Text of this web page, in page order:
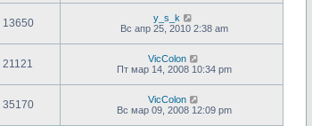
13650
y_s_k
Вс апр 25, 2010 2:38 am
21121
VicColon
Пт мар 14, 2008 10:34 pm
35170
VicColon
Вс мар 09, 2008 12:09 pm